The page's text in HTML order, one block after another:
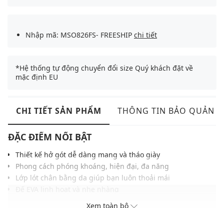
Nhập mã: MSO826FS- FREESHIP chi tiết
*Hệ thống tự động chuyển đổi size Quý khách đặt về
mặc định EU
CHI TIẾT SẢN PHẨM THÔNG TIN BẢO QUẢN
ĐẶC ĐIỂM NỔI BẬT
Thiết kế hở gót dễ dàng mang và tháo giày
Phong cách phóng khoáng, hiện đại, đa năng
Lớp lót chân bằng da giúp bạn luôn thoải mái
Gam màu hiện đại dễ dàng phối với nhiều trang phục và
Xem toàn bộ